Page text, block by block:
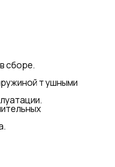
сборе.
т ушными